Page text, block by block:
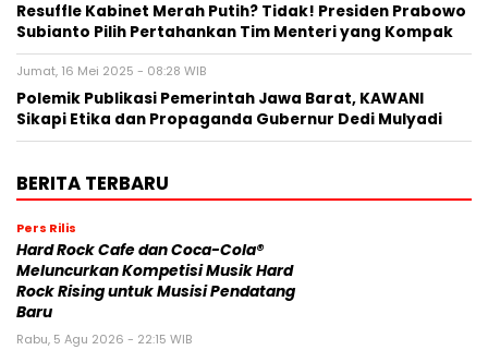
Resuffle Kabinet Merah Putih? Tidak! Presiden Prabowo
Subianto Pilih Pertahankan Tim Menteri yang Kompak
Jumat, 16 Mei 2025 - 08:28 WIB
Polemik Publikasi Pemerintah Jawa Barat, KAWANI
Sikapi Etika dan Propaganda Gubernur Dedi Mulyadi
BERITA TERBARU
Pers Rilis
Hard Rock Cafe dan Coca-Cola®
Meluncurkan Kompetisi Musik Hard
Rock Rising untuk Musisi Pendatang
Baru
Rabu, 5 Agu 2026 - 22:15 WIB